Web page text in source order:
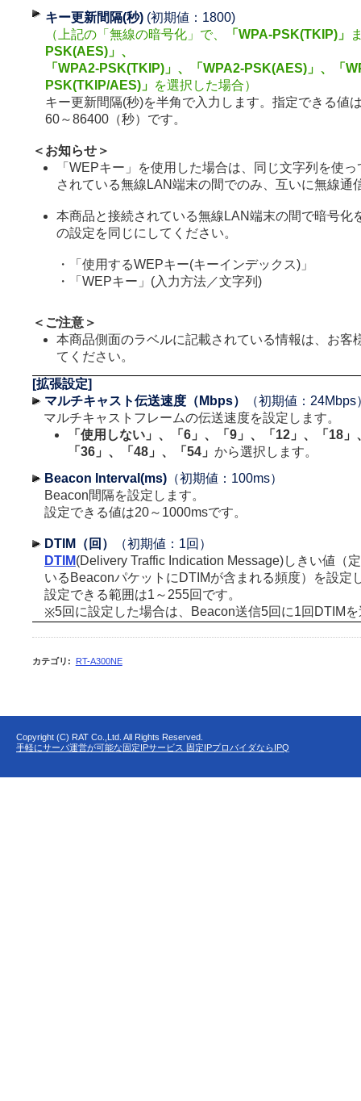
キー更新間隔(秒) (初期値：1800)
（上記の「無線の暗号化」で、
「WPA-PSK(TKIP)」
PSK(AES)」、
「WPA2-PSK(TKIP)」、「WPA2-PSK(AES)」、「
PSK(TKIP/AES)」 を選択した場合）
キー更新間隔(秒)を半角で入力します。指定できる値
60～86400（秒）です。
＜お知らせ＞
「WEPキー」を使用した場合は、同じ文字列を使
されている無線LAN端末の間でのみ、互いに無線通
本商品と接続されている無線LAN端末の間で暗号化
の設定を同じにしてください。
・「使用するWEPキー(キーインデックス)」
・「WEPキー」(入力方法／文字列)
＜ご注意＞
本商品側面のラベルに記載されている情報は、お客
てください。
[拡張設定]
マルチキャスト伝送速度（Mbps）
（初期値：24Mbps
マルチキャストフレームの伝送速度を設定します。
「使用しない」、「6」、「9」、「12」、「18
「36」、「48」、「54」 から選択します。
Beacon Interval(ms) （初期値：100ms）
Beacon間隔を設定します。
設定できる値は20～1000msです。
DTIM（回）
（初期値：1回）
DTIM(Delivery Traffic Indication Message)しきい値（
いるBeaconパケットにDTIMが含まれる頻度）を設定
設定できる範囲は1～255回です。
※5回に設定した場合は、Beacon送信5回に1回DTIM
カテゴリ : RT-A300NE
Copyright (C) RAT Co.,Ltd. All Rights Reserved.
手軽にサーバ運営が可能な固定IPサービス 固定IPプロバイダならIPQ